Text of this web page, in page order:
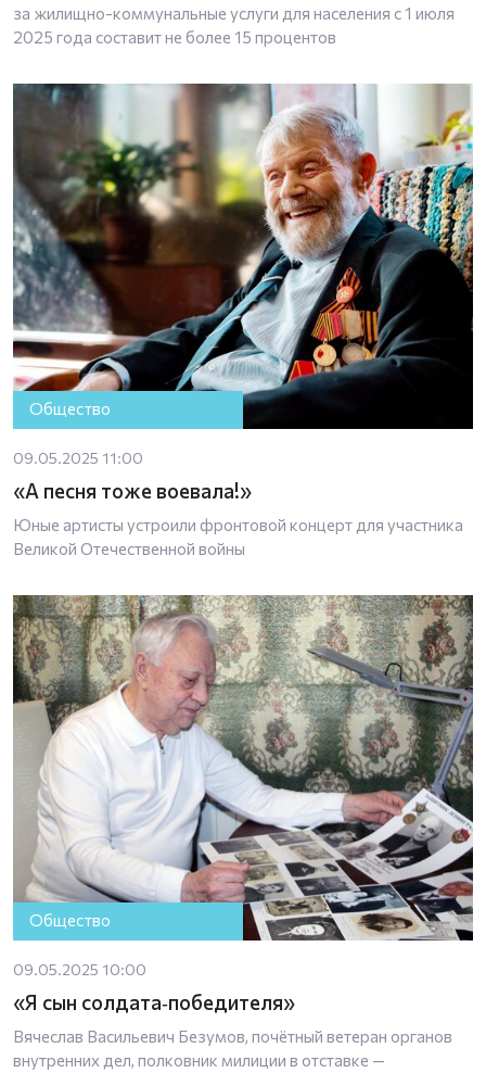
за жилищно-коммунальные услуги для населения с 1 июля
2025 года составит не более 15 процентов
Общество
09.05.2025 11:00
«А песня тоже воевала!»
Юные артисты устроили фронтовой концерт для участника
Великой Отечественной войны
Общество
09.05.2025 10:00
«Я сын солдата‑победителя»
Вячеслав Васильевич Безумов, почётный ветеран органов
внутренних дел, полковник милиции в отставке —